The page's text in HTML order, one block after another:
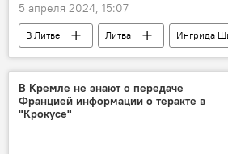
5 апреля 2024, 15:07
В Литве Литва
Ингрида
Украина
Запад
ЕС
вооруженные силы
В Кремле не знают о передаче
Францией информации о теракте в
"Крокусе"